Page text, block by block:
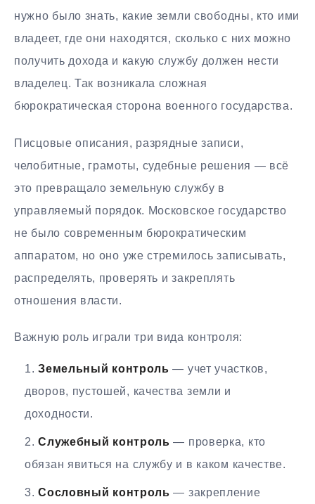
нужно было знать, какие земли свободны, кто ими
владеет, где они находятся, сколько с них можно
получить дохода и какую службу должен нести
владелец. Так возникала сложная
бюрократическая сторона военного государства.
Писцовые описания, разрядные записи,
челобитные, грамоты, судебные решения — всё
это превращало земельную службу в
управляемый порядок. Московское государство
не было современным бюрократическим
аппаратом, но оно уже стремилось записывать,
распределять, проверять и закреплять
отношения власти.
Важную роль играли три вида контроля:
Земельный контроль — учет участков,
дворов, пустошей, качества земли и
доходности.
Служебный контроль — проверка, кто
обязан явиться на службу и в каком качестве.
Сословный контроль — закрепление